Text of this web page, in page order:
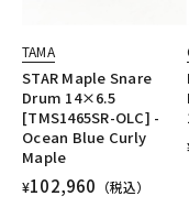
TAMA
STAR Maple Snare
Drum 14×6.5
[TMS1465SR-OLC] -
Ocean Blue Curly
Maple
¥102,960 （税込）